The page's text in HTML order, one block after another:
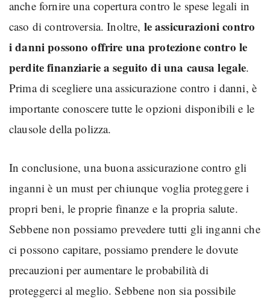
anche fornire una copertura contro le spese legali in
caso di controversia. Inoltre, le assicurazioni contro
i danni possono offrire una protezione contro le
perdite finanziarie a seguito di una causa legale.
Prima di scegliere una assicurazione contro i danni, è
importante conoscere tutte le opzioni disponibili e le
clausole della polizza.
In conclusione, una buona assicurazione contro gli
inganni è un must per chiunque voglia proteggere i
propri beni, le proprie finanze e la propria salute.
Sebbene non possiamo prevedere tutti gli inganni che
ci possono capitare, possiamo prendere le dovute
precauzioni per aumentare le probabilità di
proteggerci al meglio. Sebbene non sia possibile